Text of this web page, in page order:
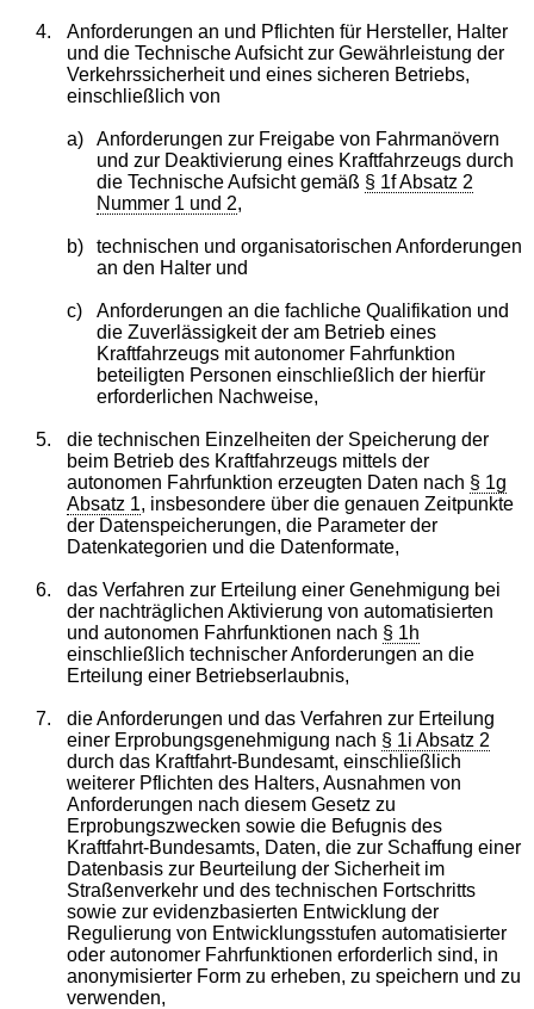
4.
Anforderungen an und Pflichten für Hersteller, Halter
und die Technische Aufsicht zur Gewährleistung der
Verkehrssicherheit und eines sicheren Betriebs,
einschließlich von
a)
Anforderungen zur Freigabe von Fahrmanövern
und zur Deaktivierung eines Kraftfahrzeugs durch
die Technische Aufsicht gemäß § 1f Absatz 2
Nummer 1 und 2,
b)
technischen und organisatorischen Anforderungen
an den Halter und
c)
Anforderungen an die fachliche Qualifikation und
die Zuverlässigkeit der am Betrieb eines
Kraftfahrzeugs mit autonomer Fahrfunktion
beteiligten Personen einschließlich der hierfür
erforderlichen Nachweise,
5.
die technischen Einzelheiten der Speicherung der
beim Betrieb des Kraftfahrzeugs mittels der
autonomen Fahrfunktion erzeugten Daten nach § 1g
Absatz 1, insbesondere über die genauen Zeitpunkte
der Datenspeicherungen, die Parameter der
Datenkategorien und die Datenformate,
6.
das Verfahren zur Erteilung einer Genehmigung bei
der nachträglichen Aktivierung von automatisierten
und autonomen Fahrfunktionen nach § 1h
einschließlich technischer Anforderungen an die
Erteilung einer Betriebserlaubnis,
7.
die Anforderungen und das Verfahren zur Erteilung
einer Erprobungsgenehmigung nach § 1i Absatz 2
durch das Kraftfahrt-Bundesamt, einschließlich
weiterer Pflichten des Halters, Ausnahmen von
Anforderungen nach diesem Gesetz zu
Erprobungszwecken sowie die Befugnis des
Kraftfahrt-Bundesamts, Daten, die zur Schaffung einer
Datenbasis zur Beurteilung der Sicherheit im
Straßenverkehr und des technischen Fortschritts
sowie zur evidenzbasierten Entwicklung der
Regulierung von Entwicklungsstufen automatisierter
oder autonomer Fahrfunktionen erforderlich sind, in
anonymisierter Form zu erheben, zu speichern und zu
verwenden,